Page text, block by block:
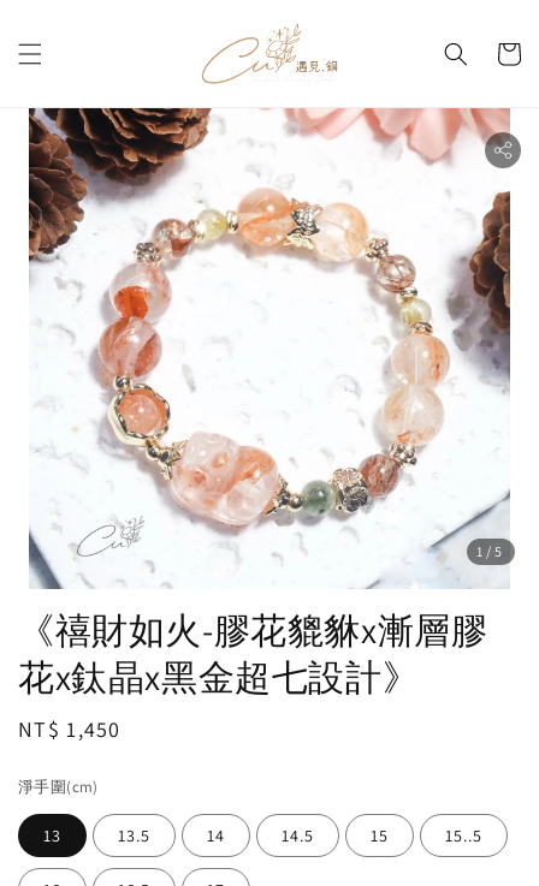
1 /5
《禧財如火-膠花貔貅x漸層膠
花x鈦晶x黑金超七設計》
Regular
NT$ 1,450
淨手圍(cm)
13 13.5 14 14.5 15 15..5